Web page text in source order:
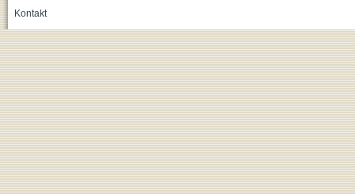
Kontakt